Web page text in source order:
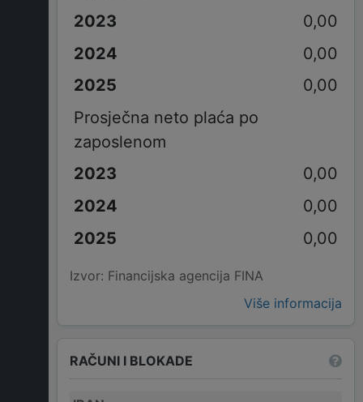
0,00
0,00
0,00
Prosječna neto plaća po
zaposlenom
0,00
0,00
0,00
Izvor: Financijska agencija FINA
Više informacija
RAČUNI I BLOKADE